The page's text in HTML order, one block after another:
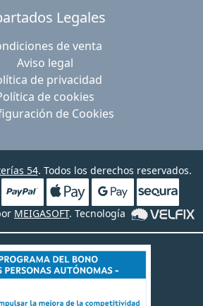
Legales
de venta
Aviso legal
de privacidad
de cookies
de Cookies
54. Todos los derechos reservados.
MEIGASOFT. Tecnología